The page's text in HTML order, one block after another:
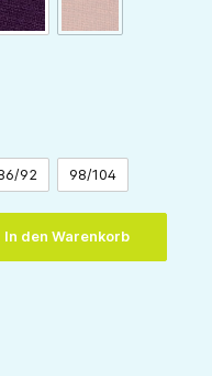
ist zurzeit nicht verfügbar.)
pflaume
92 98/104
In den Warenkorb